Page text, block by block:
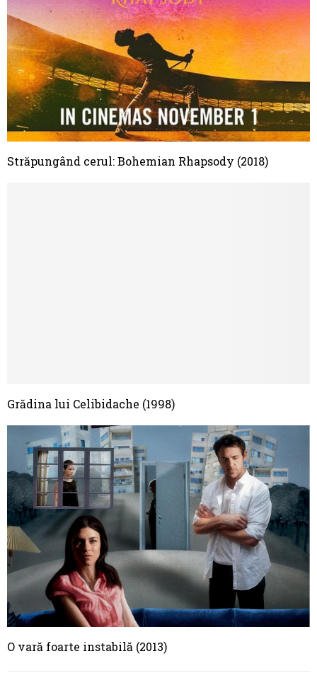
Străpungând cerul: Bohemian Rhapsody (2018)
Grădina lui Celibidache (1998)
O vară foarte instabilă (2013)